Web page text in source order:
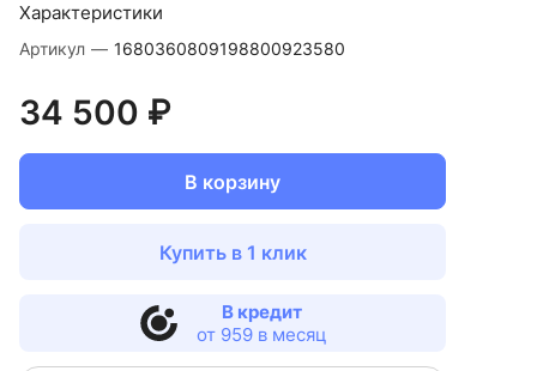
Характеристики
Артикул — 1680360809198800923580
34 500 ₽
В корзину
Купить в 1 клик
В кредит
от 959 в месяц